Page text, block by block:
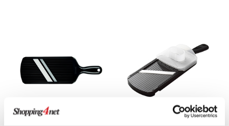
Siivous
Leivontavuoat